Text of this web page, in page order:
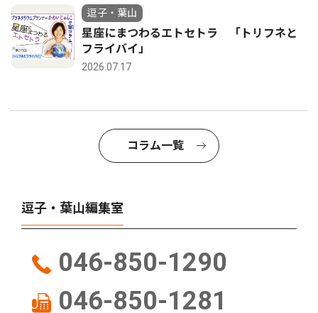
逗子・葉山
星座にまつわるエトセトラ 「トリフネと
フライバイ」
2026.07.17
コラム一覧
逗子・葉山編集室
046-850-1290
046-850-1281